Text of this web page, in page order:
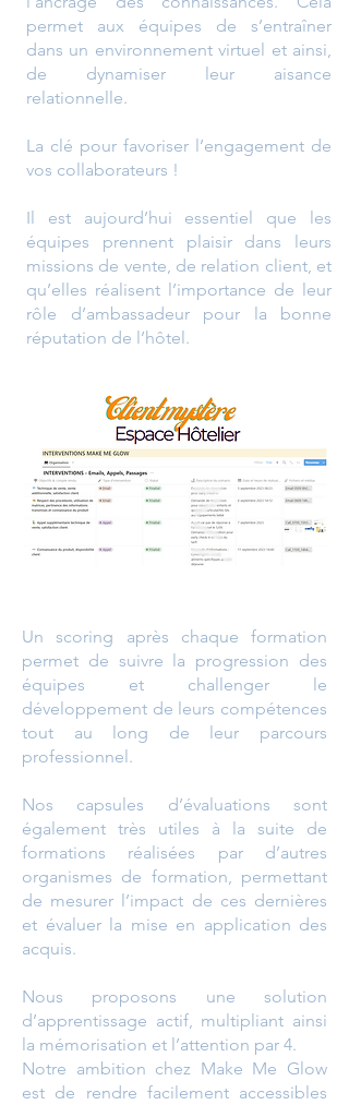
permet aux équipes de s’entraîner
dans un environnement virtuel et ainsi,
de dynamiser leur aisance
relationnelle.
La clé pour favoriser l’engagement de
vos collaborateurs !
Il est aujourd’hui essentiel que les
équipes prennent plaisir dans leurs
missions de vente, de relation client, et
qu’elles réalisent l’importance de leur
rôle d’ambassadeur pour la bonne
réputation de l’hôtel.
Un scoring après chaque formation
permet de suivre la progression des
équipes et challenger le
développement de leurs compétences
tout au long de leur parcours
professionnel.
Nos capsules d’évaluations sont
également très utiles à la suite de
formations réalisées par d’autres
organismes de formation, permettant
de mesurer l’impact de ces dernières
et évaluer la mise en application des
acquis.
Nous proposons une solution
d’apprentissage actif, multipliant ainsi
la mémorisation et l’attention par 4.
Notre ambition chez Make Me Glow
est de rendre facilement accessibles